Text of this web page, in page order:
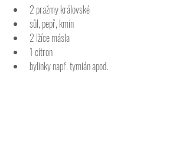
2 pražmy královské
sůl, pepř, kmín
2 lžíce másla
1 citron
bylinky např. tymián apod.